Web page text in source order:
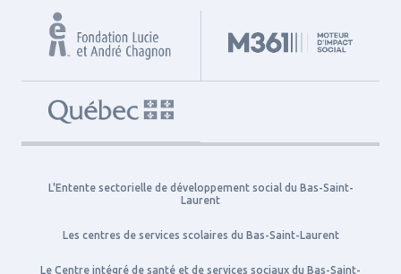
L'Entente sectorielle de développement social du Bas-Saint-
Laurent
Les centres de services scolaires du Bas-Saint-Laurent
Le Centre intégré de santé et de services sociaux du Bas-Saint-